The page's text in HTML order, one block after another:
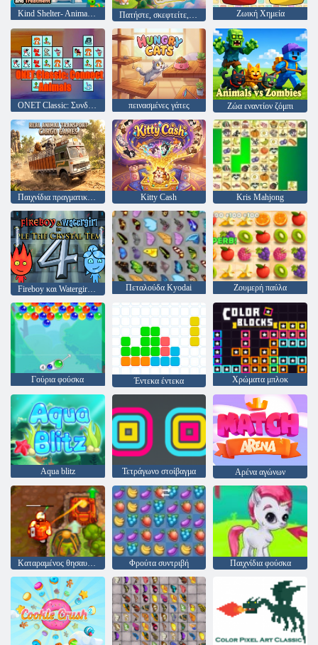
Kind Shelter- Animal Care and Treatment Ζωική Χημεία
ONET Classic: Συνδέστε τα ζώα πεινασμένες γάτες Ζώα εναντίον ζόμπι
Παιχνίδια πραγματικών φορτίων μεταφοράς ζώων Kitty Cash Kris Mahjong
Πεταλούδα Kyodai Ζουμερή παύλα
Γούρια φούσκα Έντεκα έντεκα Χρώματα μπλοκ
Aqua blitz Τετράγωνο στοίβαγμα Αρένα αγώνων
Καταραμένος θησαυρός 2 Φρούτα συντριβή Παιχνίδια φούσκα